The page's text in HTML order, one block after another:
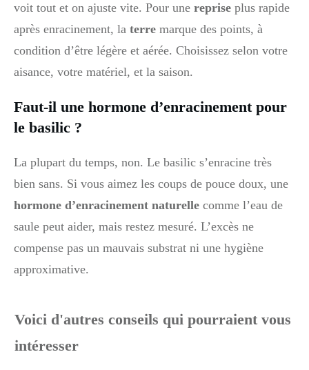
voit tout et on ajuste vite. Pour une reprise plus rapide
après enracinement, la terre marque des points, à
condition d’être légère et aérée. Choisissez selon votre
aisance, votre matériel, et la saison.
Faut-il une hormone d’enracinement pour
le basilic ?
La plupart du temps, non. Le basilic s’enracine très
bien sans. Si vous aimez les coups de pouce doux, une
hormone d’enracinement naturelle comme l’eau de
saule peut aider, mais restez mesuré. L’excès ne
compense pas un mauvais substrat ni une hygiène
approximative.
Voici d'autres conseils qui pourraient vous
intéresser